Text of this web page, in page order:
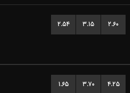
۲.۵۴ ۳.۱۵ ۲.۶۰
۱.۶۵ ۳.۷۰ ۴.۲۵